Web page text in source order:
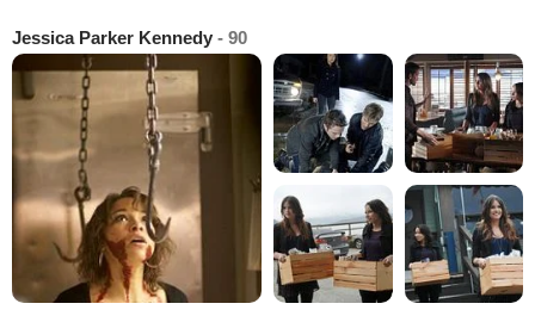
Jessica Parker Kennedy - 90